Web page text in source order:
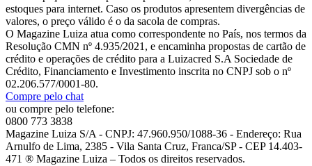
estoques para internet. Caso os produtos apresentem divergências de
valores, o preço válido é o da sacola de compras.
O Magazine Luiza atua como correspondente no País, nos termos da
Resolução CMN nº 4.935/2021, e encaminha propostas de cartão de
crédito e operações de crédito para a Luizacred S.A Sociedade de
Crédito, Financiamento e Investimento inscrita no CNPJ sob o nº
02.206.577/0001-80.
Compre pelo chat
ou compre pelo telefone:
0800 773 3838
Magazine Luiza S/A - CNPJ: 47.960.950/1088-36 - Endereço: Rua
Arnulfo de Lima, 2385 - Vila Santa Cruz, Franca/SP - CEP 14.403-
471 ® Magazine Luiza – Todos os direitos reservados.